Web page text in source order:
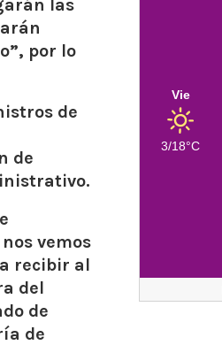
las
por lo
de
de
vemos
recibir al
del
de
de
Vie
3/18°C